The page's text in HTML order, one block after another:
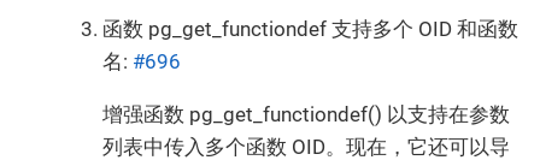
函数 pg_get_functiondef 支持多个 OID 和函数
名: #696
增强函数 pg_get_functiondef() 以支持在参数
列表中传入多个函数 OID。现在，它还可以导